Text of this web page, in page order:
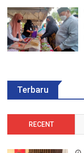
Terbaru
RECENT